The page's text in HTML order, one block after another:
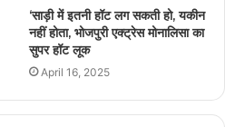
‘साड़ी में इतनी हॉट लग सकती हो, यकीन
नहीं होता, भोजपुरी एक्ट्रेस मोनालिसा का
सुपर हॉट लूक
April 16, 2025